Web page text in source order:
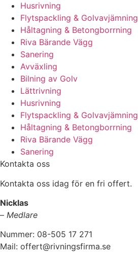
Husrivning
Flytspackling & Golvavjämning
Håltagning & Betongborrning
Riva Bärande Vägg
Sanering
Avväxling
Bilning av Golv
Lättrivning
Husrivning
Flytspackling & Golvavjämning
Håltagning & Betongborrning
Riva Bärande Vägg
Sanering
Kontakta oss
Kontakta oss idag för en fri offert.
Nicklas
– Medlare
Nummer: 08-505 17 271
Mail: offert@rivningsfirma.se